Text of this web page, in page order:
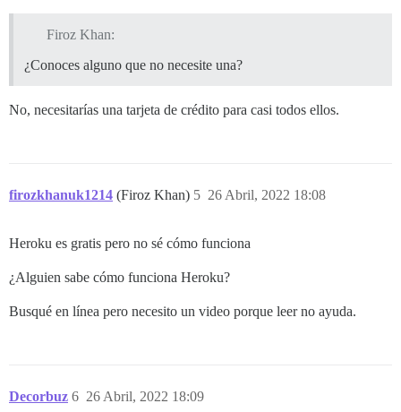
Firoz Khan:
¿Conoces alguno que no necesite una?
No, necesitarías una tarjeta de crédito para casi todos ellos.
firozkhanuk1214 (Firoz Khan) 26 Abril, 2022 18:08
5
Heroku es gratis pero no sé cómo funciona
¿Alguien sabe cómo funciona Heroku?
Busqué en línea pero necesito un video porque leer no ayuda.
Decorbuz 26 Abril, 2022 18:09
6